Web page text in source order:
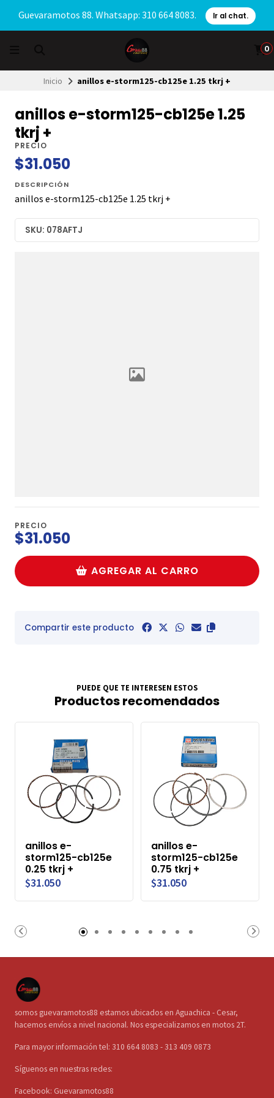
Guevaramotos 88. Whatsapp: 310 664 8083. Ir al chat.
0
Inicio anillos e-storm125-cb125e 1.25 tkrj +
anillos e-storm125-cb125e 1.25
tkrj +
PRECIO
$31.050
DESCRIPCIÓN
anillos e-storm125-cb125e 1.25 tkrj +
SKU: 078AFTJ
PRECIO
$31.050
AGREGAR AL CARRO
Compartir este producto
PUEDE QUE TE INTERESEN ESTOS
Productos recomendados
anillos e-
storm125-cb125e
0.25 tkrj +
$31.050
anillos e-
storm125-cb125e
0.75 tkrj +
$31.050
somos guevaramotos88 estamos ubicados en Aguachica - Cesar,
hacemos envíos a nivel nacional. Nos especializamos en motos 2T.
Para mayor información tel: 310 664 8083 - 313 409 0873
Síguenos en nuestras redes:
Facebook: Guevaramotos88